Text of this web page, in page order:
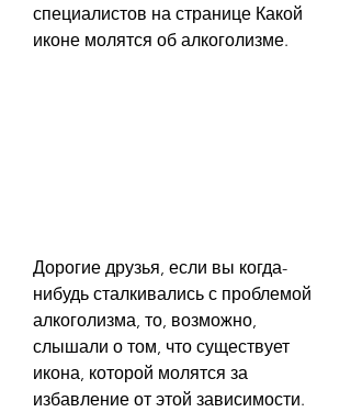
специалистов на странице Какой
иконе молятся об алкоголизме.
Дорогие друзья, если вы когда-
нибудь сталкивались с проблемой
алкоголизма, то, возможно,
слышали о том, что существует
икона, которой молятся за
избавление от этой зависимости.